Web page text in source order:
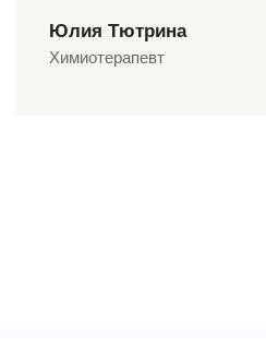
Юлия Тютрина
Химиотерапевт